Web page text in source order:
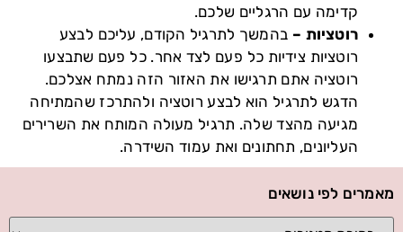
קדימה עם הרגליים שלכם.
רוטציות – בהמשך לתרגיל הקודם, עליכם לבצע
רוטציות צידיות כל פעם לצד אחר. כל פעם שתבצעו
רוטציה אתם תרגישו את האזור הזה נמתח אצלכם.
הדגש לתרגיל הוא לבצע רוטציה ולהתרכז שהמתיחה
מגיעה מהצד שלה. תרגיל מעולה המותח את השרירים
העליונים, תחתונים ואת עמוד השידרה.
מאמרים לפי נושאים